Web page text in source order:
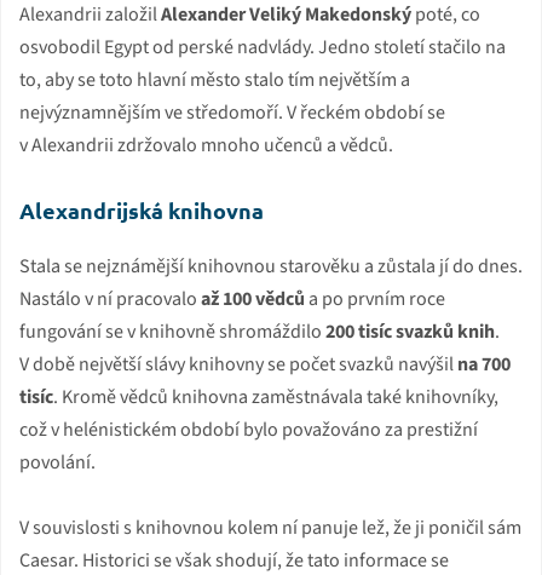
Alexandrii založilAlexander Veliký Makedonskýpoté, co
osvobodil Egypt od perské nadvlády. Jedno století stačilo na
to, aby se toto hlavní město stalo tím největším a
nejvýznamnějším ve středomoří. V řeckém období se
v Alexandrii zdržovalo mnoho učenců a vědců.
Alexandrijská knihovna
Stala se nejznámější knihovnou starověku a zůstala jí do dnes.
Nastálo v ní pracovaloaž 100 vědců a po prvním roce
fungování se v knihovně shromáždilo200 tisíc svazků knih.
V době největší slávy knihovny se počet svazků navýšilna 700
tisíc. Kromě vědců knihovna zaměstnávala také knihovníky,
což v helénistickém období bylo považováno za prestižní
povolání.
V souvislosti s knihovnou kolem ní panuje lež, že ji poničil sám
Caesar. Historici se však shodují, že tato informace se